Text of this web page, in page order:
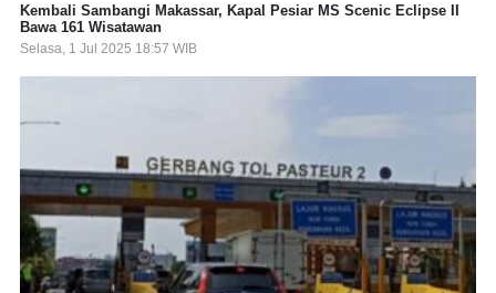
Kembali Sambangi Makassar, Kapal Pesiar MS Scenic Eclipse II
Bawa 161 Wisatawan
Selasa, 1 Jul 2025 18:57 WIB